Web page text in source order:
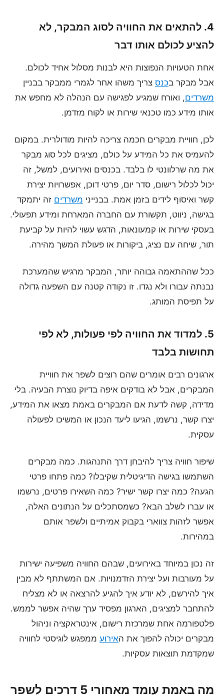
4. להתאים את החוויה לסוג המבקר, לא
להציע לכולם אותו דבר
אחת הטעויות הנפוצות היא לבנות מסלול אחיד לכולם.
אבל מבקר בכנס צריך משהו אחר לגמרי ממבקר בבניין
משרדים, ואורח שמגיע לפגישה עם הנהלה לא מחפש את
אותו מידע כמו טכנאי שירות או לקוח מזדמן.
לכן, חוויית מבקרים חכמה צריכה להיות מודולרית. במקום
להעמיס את כל המידע על כולם, מציגים לכל סוג מבקר
את מה שרלוונטי לו בלבד. בכנסים ואירועים, למשל, זה
יכול לכלול רישום, סדר יום, פרטי דוכן, אפשרויות יצירת
קשר ואיסוף לידים בזמן אמת. בבנייני משרדים זה יתמקד
בגישה, ניווט, תקשורת עם החברה המארחת ומידע תפעולי.
בעסקי שירות או קמעונאות, הדגש עשוי להיות על קביעת
תור, שיחה עם נציג, ביקורות או פעולת המשך מהירה.
ככל שההתאמה גבוהה יותר, המבקר מרגיש שהמערכת
נבנתה עבורו ולא נגדו. זו נקודה קטנה עם השפעה גדולה
על תפיסת המותג.
5. למדוד את החוויה לפי פעולות, לא לפי
תחושות בלבד
ארגונים רבים אומרים שהם רוצים לשפר את חוויית
המבקרים, אבל לא בודקים איפה בדיוק נוצרת הבעיה. בלי
מדידה, קשה לדעת אם המבקרים באמת מצאו את המידע,
יצרו קשר, נרשמו, הגיעו ליעד הנכון או המשיכו לפעולה
עסקית.
שיפור חוויה צריך להיבחן דרך התנהגות. כמה מבקרים
השתמשו בגישה הדיגיטלית שקיבלו? כמה פתחו פרטי
הגעה? כמה יצרו קשר ישיר? כמה השאירו פרטים, נרשמו
או עברו לשלב הבא? כשמסתכלים על הנתונים האלה,
אפשר לזהות צווארי בקבוק אמיתיים ולשפר אותם
במהירות.
זה נכון במיוחד באירועים, שבהם החוויה משפיעה ישירות
על מעורבות ועל יצירת הזדמנויות. אם המשתתף לא מבין
איך להירשם, לא יודע איך להגיע להרצאה או לא מצליח
להתחבר למציגים, הארגון מפסיד ערך שהיה אפשר לממש.
פלטפורמה אחת שמרכזת רישום, אינטראקציה וניהול
מבקרים יכולה להפוך את האירוע ממפגש לוגיסטי לחוויה
שמקדמת תוצאות עסקיות.
מה באמת עומד מאחורי 5 דרכים לשפר